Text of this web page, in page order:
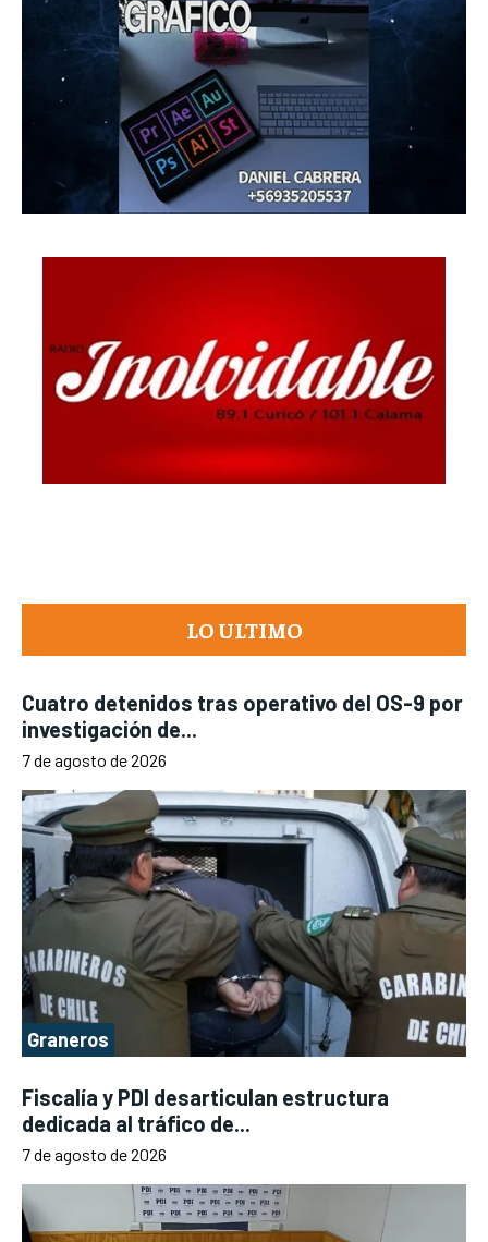
LO ULTIMO
Cuatro detenidos tras operativo del OS-9 por
investigación de...
7 de agosto de 2026
Graneros
Fiscalía y PDI desarticulan estructura
dedicada al tráfico de...
7 de agosto de 2026